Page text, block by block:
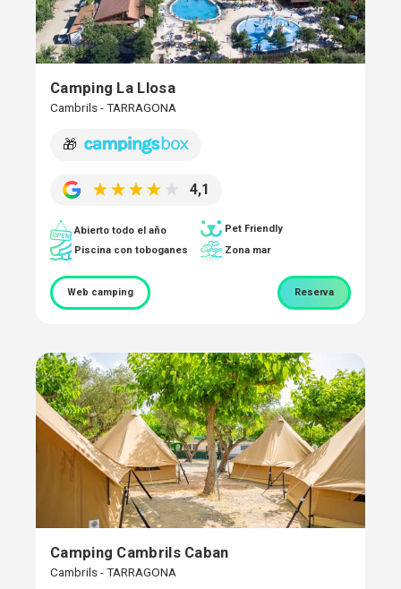
Camping La Llosa
Cambrils - TARRAGONA
🎁
4,1
Abierto todo el año
Pet Friendly
Piscina con toboganes
Zona mar
Web camping Reserva
Camping Cambrils Caban
Cambrils - TARRAGONA